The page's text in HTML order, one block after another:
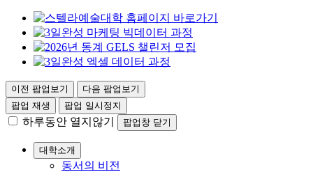
이전 팝업보기
다음 팝업보기
팝업 재생
팝업 일시정지
하루동안 열지않기 팝업창 닫기
대학소개
동서의 비전